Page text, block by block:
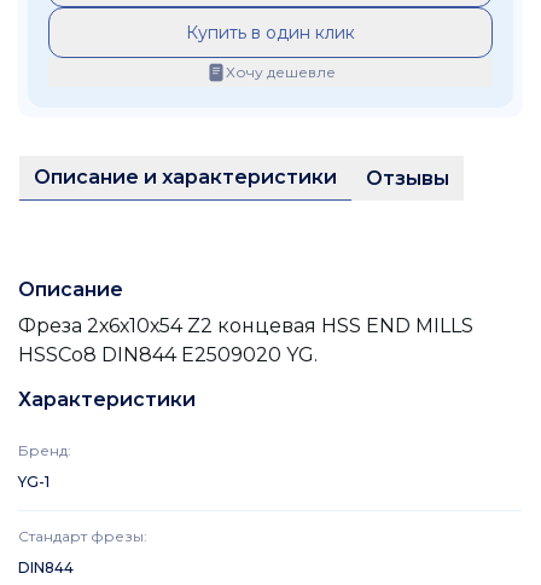
Купить в один клик
Хочу дешевле
Описание и характеристики Отзывы
Описание
Фреза 2х6х10х54 Z2 концевая HSS END MILLS
HSSCo8 DIN844 E2509020 YG.
Характеристики
Бренд:
YG-1
Стандарт фрезы:
DIN844